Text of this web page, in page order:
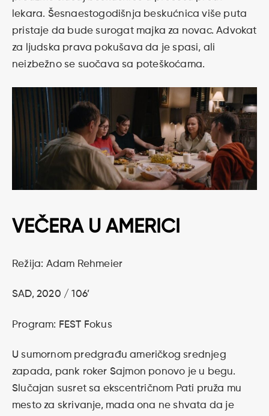
lekara. Šesnaestogodišnja beskućnica više puta
pristaje da bude surogat majka za novac. Advokat
za ljudska prava pokušava da je spasi, ali
neizbežno se suočava sa poteškoćama.
VEČERA U AMERICI
Režija: Adam Rehmeier
SAD, 2020 / 106’
Program: FEST Fokus
U sumornom predgrađu američkog srednjeg
zapada, pank roker Sajmon ponovo je u begu.
Slučajan susret sa ekscentričnom Pati pruža mu
mesto za skrivanje, mada ona ne shvata da je